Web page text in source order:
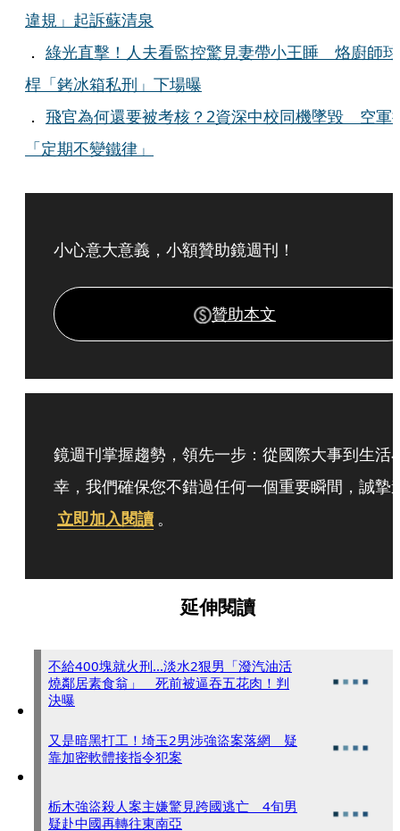
違規」起訴蘇清泉
． 綠光直擊！人夫看監控驚見妻帶小王睡 烙廚師球
桿「銬冰箱私刑」下場曝
． 飛官為何還要被考核？2資深中校同機墜毀 空軍
「定期不變鐵律」
小心意大意義，小額贊助鏡週刊！
贊助本文
鏡週刊掌握趨勢，領先一步：從國際大事到生活
幸，我們確保您不錯過任何一個重要瞬間，誠摯
立即加入閱讀 。
延伸閱讀
不給400塊就火刑...淡水2狠男「潑汽油活
燒鄰居素食翁」 死前被逼吞五花肉！判
決曝
又是暗黑打工！埼玉2男涉強盜案落網 疑
靠加密軟體接指令犯案
栃木強盜殺人案主嫌驚見跨國逃亡 4旬男
疑赴中國再轉往東南亞